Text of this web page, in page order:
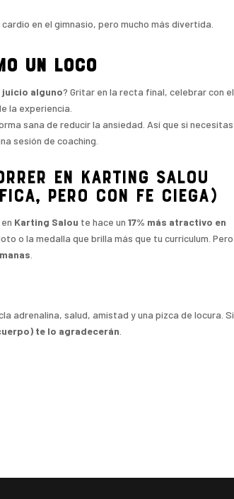
en el gimnasio, pero mucho más divertida.
un loco
alguno? Gritar en la recta final, celebrar con el
la experiencia.
sana de reducir la ansiedad. Así que si necesitas
sesión de coaching.
en KARTING SALOU
pero con fe ciega)
Karting Salou te hace un17% más atractivo en
o la medalla que brilla más que tu currículum. Pero
adrenalina, salud, amistad y una pizca de locura. Si
te lo agradecerán